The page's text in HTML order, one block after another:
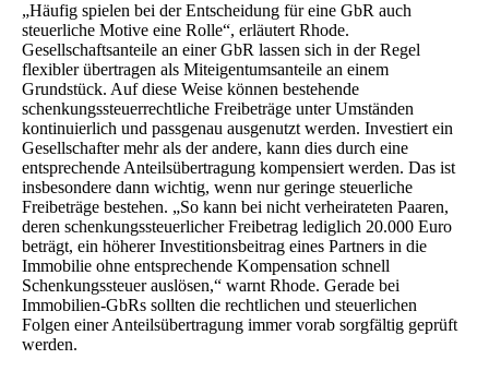
„Häufig spielen bei der Entscheidung für eine GbR auch
steuerliche Motive eine Rolle“, erläutert Rhode.
Gesellschaftsanteile an einer GbR lassen sich in der Regel
flexibler übertragen als Miteigentumsanteile an einem
Grundstück. Auf diese Weise können bestehende
schenkungssteuerrechtliche Freibeträge unter Umständen
kontinuierlich und passgenau ausgenutzt werden. Investiert ein
Gesellschafter mehr als der andere, kann dies durch eine
entsprechende Anteilsübertragung kompensiert werden. Das ist
insbesondere dann wichtig, wenn nur geringe steuerliche
Freibeträge bestehen. „So kann bei nicht verheirateten Paaren,
deren schenkungssteuerlicher Freibetrag lediglich 20.000 Euro
beträgt, ein höherer Investitionsbeitrag eines Partners in die
Immobilie ohne entsprechende Kompensation schnell
Schenkungssteuer auslösen,“ warnt Rhode. Gerade bei
Immobilien-GbRs sollten die rechtlichen und steuerlichen
Folgen einer Anteilsübertragung immer vorab sorgfältig geprüft
werden.